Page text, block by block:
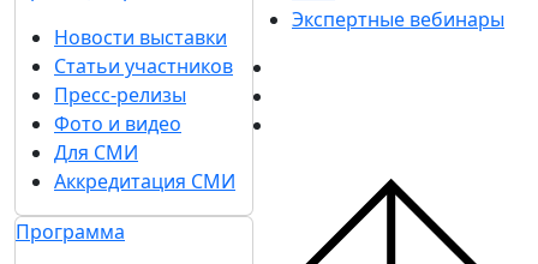
Новости выставки
Статьи участников
Пресс-релизы
Фото и видео
Для СМИ
Аккредитация СМИ
Программа
Экспертные вебинары